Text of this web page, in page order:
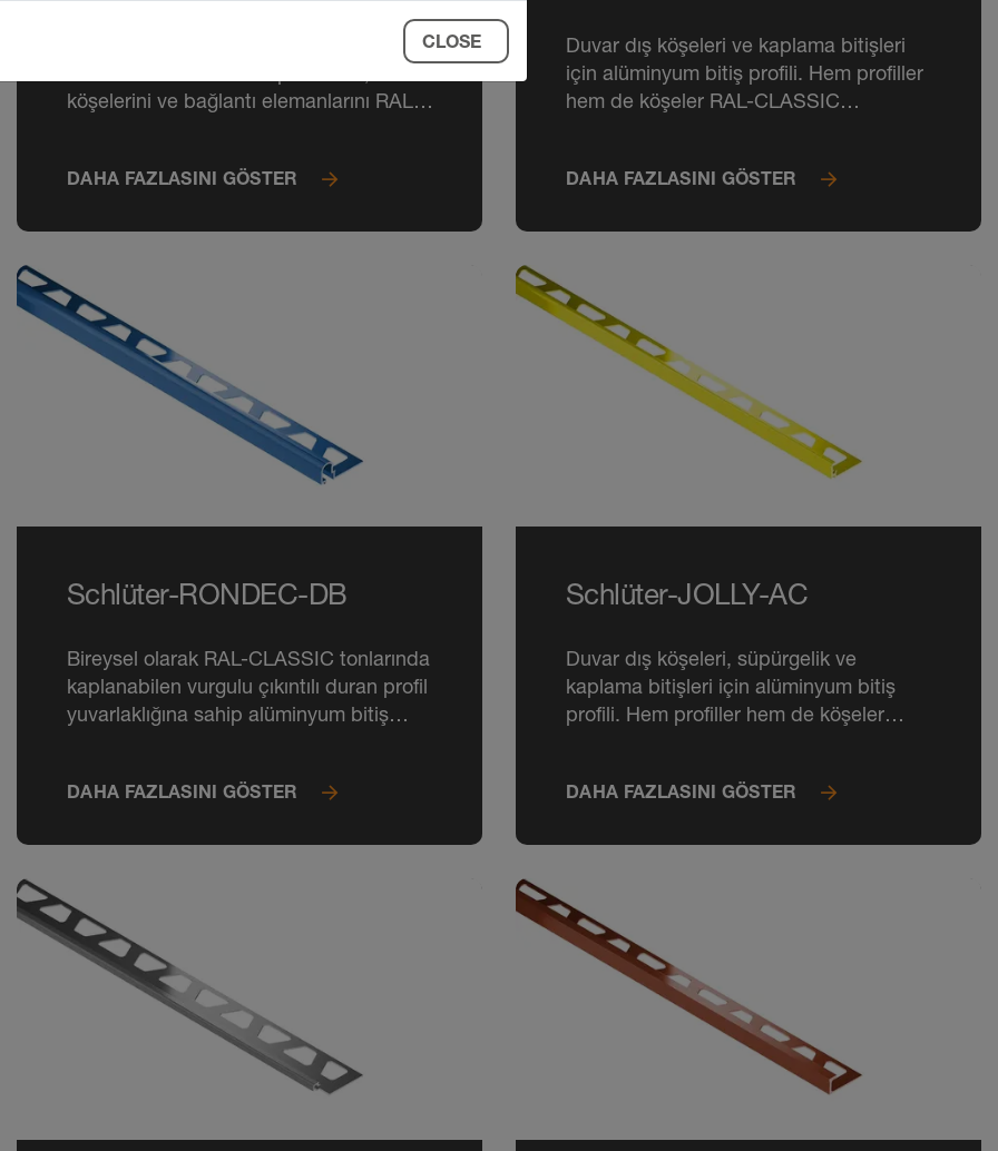
köşelerini ve bağlantı elemanlarını RAL-
DAHA FAZLASINI GÖSTER
Duvar dış köşeleri ve kaplama bitişleri
için alüminyum bitiş profili. Hem profiller
hem de köşeler RAL-CLASSIC
DAHA FAZLASINI GÖSTER
Schlüter-RONDEC-DB
Bireysel olarak RAL-CLASSIC tonlarında
kaplanabilen vurgulu çıkıntılı duran profil
yuvarlaklığına sahip alüminyum bitiş
DAHA FAZLASINI GÖSTER
Schlüter-JOLLY-AC
Duvar dış köşeleri, süpürgelik ve
kaplama bitişleri için alüminyum bitiş
profili. Hem profiller hem de köşeler
DAHA FAZLASINI GÖSTER
CLOSE